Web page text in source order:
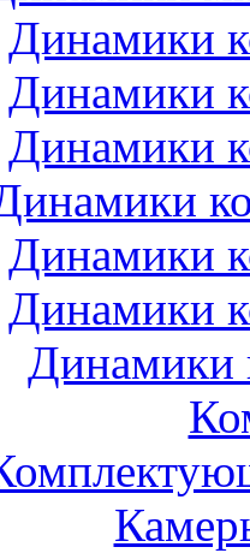
Динамики
Динамики
Динамики
Динамики
Динамики
Динамики